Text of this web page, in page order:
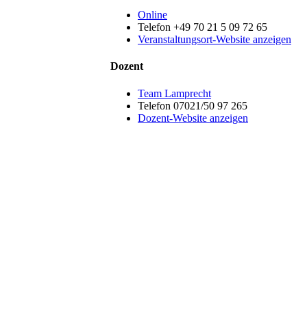
Online
Telefon +49 70 21 5 09 72 65
Veranstaltungsort-Website anzeigen
Dozent
Team Lamprecht
Telefon 07021/50 97 265
Dozent-Website anzeigen